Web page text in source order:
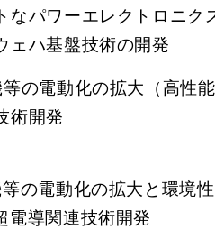
パワーエレクトロニク
ェハ基盤技術の開発
の電動化の拡大（高性
術開発
の電動化の拡大と環境
電導関連技術開発